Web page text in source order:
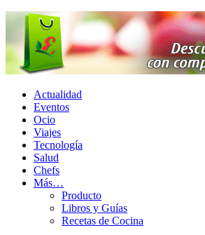
Actualidad
Eventos
Ocio
Viajes
Tecnología
Salud
Chefs
Más…
Producto
Libros y Guías
Recetas de Cocina